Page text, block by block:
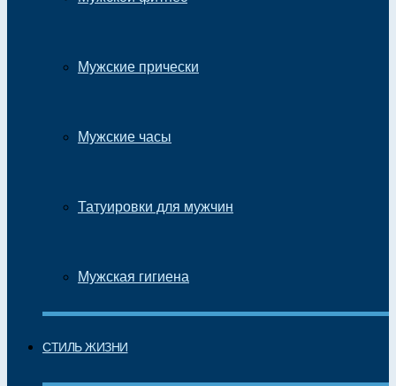
Мужские прически
Мужские часы
Татуировки для мужчин
Мужская гигиена
СТИЛЬ ЖИЗНИ